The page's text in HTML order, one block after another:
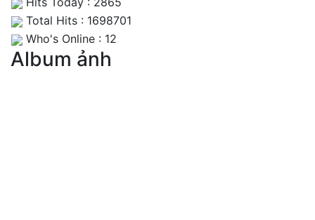
Total Hits : 1698701
Who's Online : 12
Album ảnh